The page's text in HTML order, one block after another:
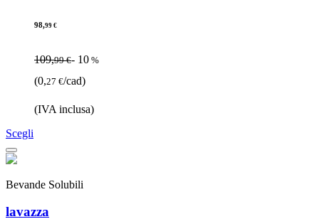
98,99 €
109,99 €- 10 %
(0,27 €/cad)
(IVA inclusa)
Scegli
Bevande Solubili
lavazza